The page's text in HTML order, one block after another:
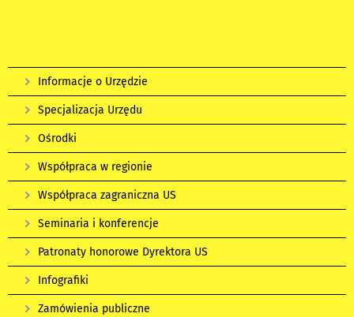
Informacje o Urzędzie
Specjalizacja Urzędu
Ośrodki
Współpraca w regionie
Współpraca zagraniczna US
Seminaria i konferencje
Patronaty honorowe Dyrektora US
Infografiki
Zamówienia publiczne